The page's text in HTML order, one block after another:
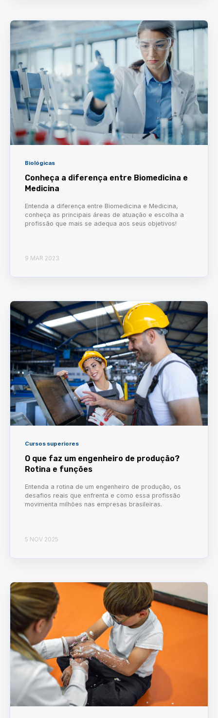
Biológicas
Conheça a diferença entre Biomedicina e
Medicina
Entenda a diferença entre Biomedicina e Medicina,
conheça as principais áreas de atuação e escolha a
profissão que mais se adequa aos seus objetivos!
9 MAR 2023
Cursos superiores
O que faz um engenheiro de produção?
Rotina e funções
Entenda a rotina de um engenheiro de produção, os
desafios reais que enfrenta e como essa profissão
movimenta milhões nas empresas brasileiras.
5 NOV 2025